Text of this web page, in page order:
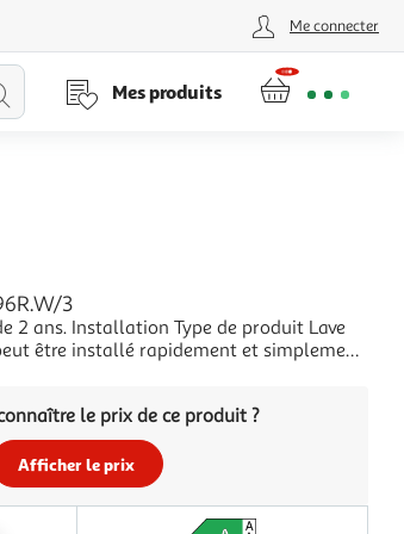
Me connecter
Mes produits
3
produit Lave
mini de 60 cm, vous pourrez y
le prix de ce produit ?
Afficher le prix